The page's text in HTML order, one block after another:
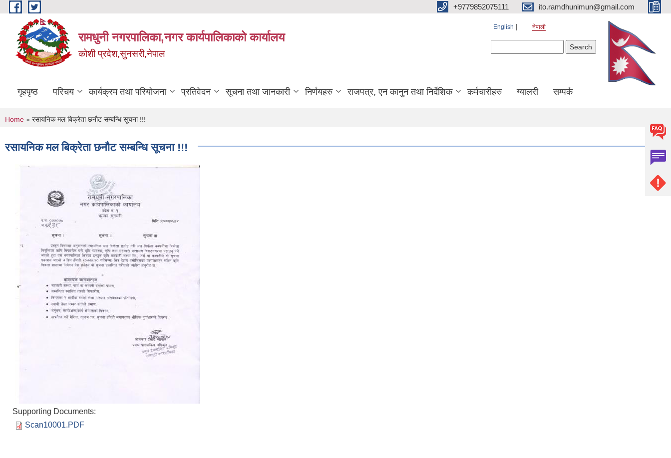
Skip to main content +9779852075111 ito.ramdhunimun@gmail.com
रामधुनी नगरपालिका,नगर कार्यपालिकाको कार्यालय
कोशी प्रदेश,सुनसरी,नेपाल
English नेपाली
गृहपृष्ठ परिचय कार्यक्रम तथा परियोजना प्रतिवेदन सूचना तथा जानकारी निर्णयहरु राजपत्र, एन कानुन तथा निर्देशिक कर्मचारीहरु ग्यालरी सम्पर्क
You are here
Home » रसायनिक मल बिक्रेता छनौट सम्बन्धि सूचना !!!
रसायनिक मल बिक्रेता छनौट सम्बन्धि सूचना !!!
Supporting Documents:
Scan10001.PDF